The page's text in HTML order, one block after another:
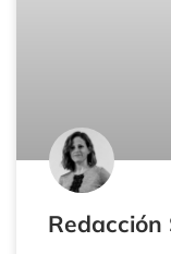
Redacción